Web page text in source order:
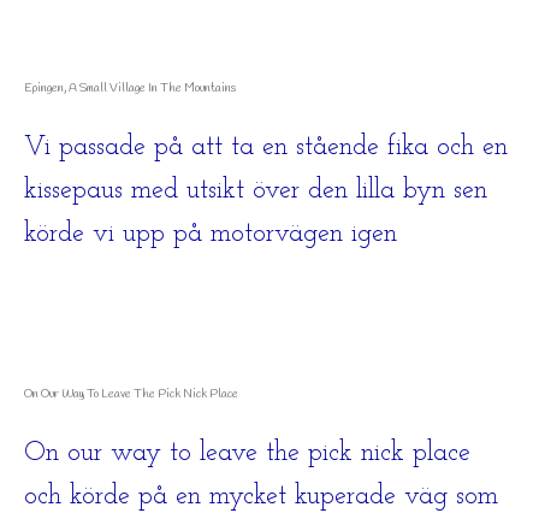
Epingen, A Small Village In The Mountains
Vi passade på att ta en stående fika och en
kissepaus med utsikt över den lilla byn sen
körde vi upp på motorvägen igen
On Our Way To Leave The Pick Nick Place
On our way to leave the pick nick place
och körde på en mycket kuperade väg som